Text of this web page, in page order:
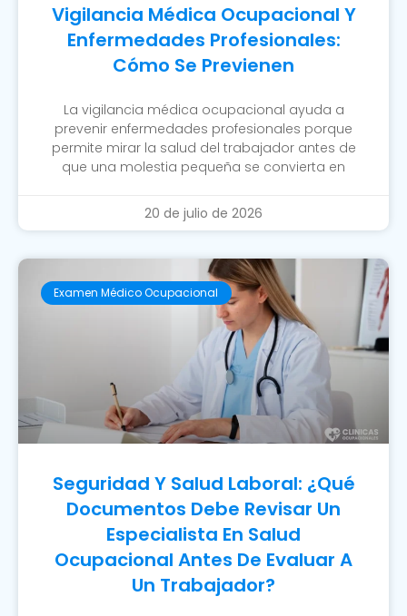
Vigilancia Médica Ocupacional Y
Enfermedades Profesionales:
Cómo Se Previenen
La vigilancia médica ocupacional ayuda a
prevenir enfermedades profesionales porque
permite mirar la salud del trabajador antes de
que una molestia pequeña se convierta en
20 de julio de 2026
Examen Médico Ocupacional
Seguridad Y Salud Laboral: ¿Qué
Documentos Debe Revisar Un
Especialista En Salud
Ocupacional Antes De Evaluar A
Un Trabajador?